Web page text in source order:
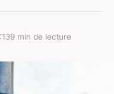
9 min de lecture